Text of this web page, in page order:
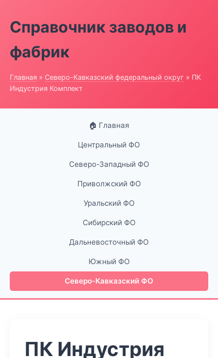
Справочник заводов и
фабрик
Главная » Северо-Кавказский федеральный округ » ПК
Индустрия Комплект
🏠 Главная
Центральный ФО
Северо-Западный ФО
Приволжский ФО
Уральский ФО
Сибирский ФО
Дальневосточный ФО
Южный ФО
Северо-Кавказский ФО
ПК Индустрия